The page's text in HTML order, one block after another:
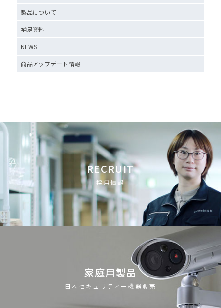
製品について
補足資料
NEWS
商品アップデート情報
RECRUIT
採用情報
家庭用製品
日本セキュリティー機器販売